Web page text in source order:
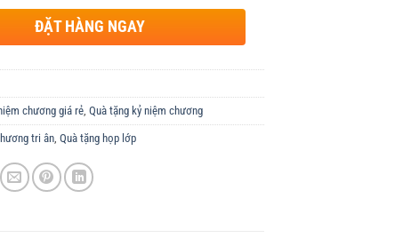
ĐẶT HÀNG NGAY
chương giá rẻ ,Quà tặng kỷ niệm chương
tri ân ,Quà tặng họp lớp